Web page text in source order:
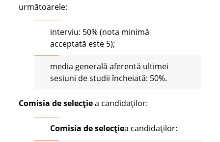
următoarele:
interviu: 50% (nota minimă
acceptată este 5);
media generală aferentă ultimei
sesiuni de studii încheiată: 50%.
Comisia de selecțiea candidaţilor:
Comisia de selecțiea candidaţilor: